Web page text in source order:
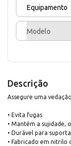
Equipamento
Modelo
Descrição
Assegure uma
• Evita fugas
• Mantém a sujidade,
• Durável para
• Fabricado em nitrilo